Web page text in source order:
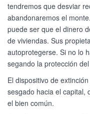
tendremos que desviar
abandonaremos el
puede ser que el dinero
de viviendas. Sus
autoprotegerse. Si no lo
segando la protección
El dispositivo de
sesgado hacia el capital,
el bien común.